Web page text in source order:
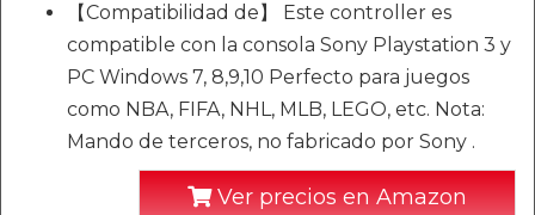
【Compatibilidad de】 Este controller es
compatible con la consola Sony Playstation 3 y
PC Windows 7, 8,9,10 Perfecto para juegos
como NBA, FIFA, NHL, MLB, LEGO, etc. Nota:
Mando de terceros, no fabricado por Sony .
Ver precios en Amazon